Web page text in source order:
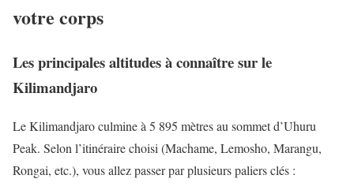
votre corps
Les principales altitudes à connaître sur le
Kilimandjaro
Le Kilimandjaro culmine à 5 895 mètres au sommet d’Uhuru
Peak. Selon l’itinéraire choisi (Machame, Lemosho, Marangu,
Rongai, etc.), vous allez passer par plusieurs paliers clés :